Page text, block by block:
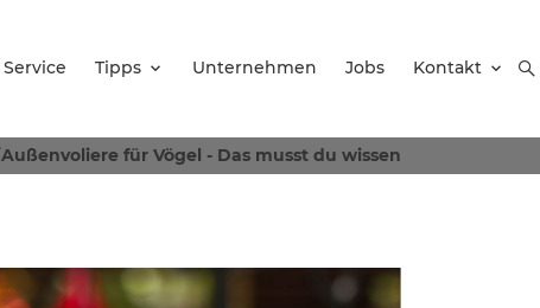
Service Tipps Unternehmen Jobs Kontakt
Außenvoliere für Vögel - Das musst du wissen